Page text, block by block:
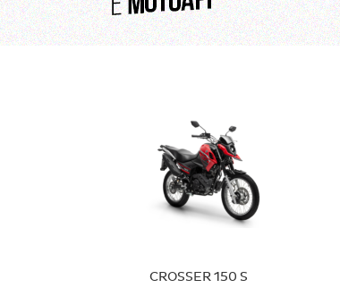
1 2 3 4 5 6 7 8 9 10 11 12
CROSSER 150 S